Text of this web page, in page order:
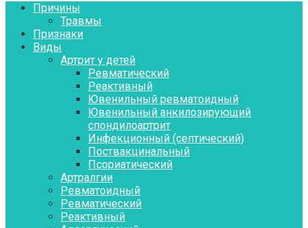
Причины
Травмы
Признаки
Виды
Артрит у детей
Ревматический
Реактивный
Ювенильный ревматоидный
Ювенильный анкилозирующий
спондилоартрит
Инфекционный (септический)
Поствакцинальный
Псориатический
Артралгии
Ревматоидный
Ревматический
Реактивный